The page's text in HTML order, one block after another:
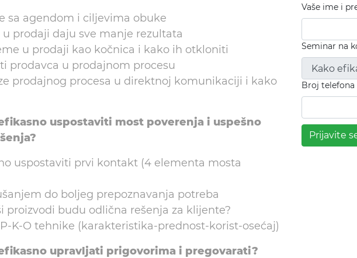
sa agendom i ciljevima obuke
prodaji daju sve manje rezultata
u prodaji kao kočnica i kako ih otkloniti
prodavca u prodajnom procesu
prodajnog procesa u direktnoj komunikaciji i kako
uspostaviti most poverenja i uspešno
uspostaviti prvi kontakt (4 elementa mosta
do boljeg prepoznavanja potreba
proizvodi budu odlična rešenja za klijente?
K-O tehnike (karakteristika-prednost-korist-osećaj)
upravljati prigovorima i pregovarati?
Vaše ime i
Seminar na
Broj telefona
Prijavite